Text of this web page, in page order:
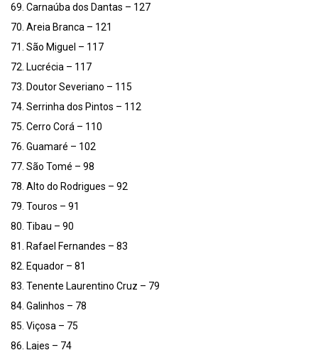
69. Carnaúba dos Dantas – 127
70. Areia Branca – 121
71. São Miguel – 117
72. Lucrécia – 117
73. Doutor Severiano – 115
74. Serrinha dos Pintos – 112
75. Cerro Corá – 110
76. Guamaré – 102
77. São Tomé – 98
78. Alto do Rodrigues – 92
79. Touros – 91
80. Tibau – 90
81. Rafael Fernandes – 83
82. Equador – 81
83. Tenente Laurentino Cruz – 79
84. Galinhos – 78
85. Viçosa – 75
86. Lajes – 74